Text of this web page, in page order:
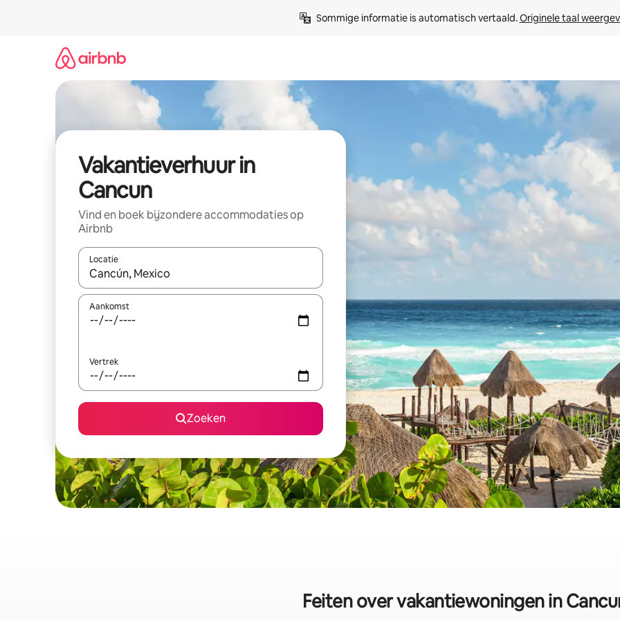
Sommige informatie is automatisch vertaald. Originele taal
Vakantieverhuur in
Cancun
Vind en boek bijzondere accommodaties op
Airbnb
Locatie
Wanneer er suggesties beschikbaar zijn, maak je een keuze met je de pijltjestoetsen omhoog en omlaag, óf door te
Aankomst
Vertrek
Zoeken
Feiten over vakantiewoningen in